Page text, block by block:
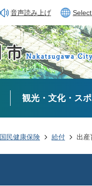
音声読み上げ
観光・文化・ス
国民健康保険 給付 出産